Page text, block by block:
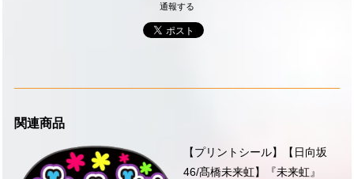
通報する
関連商品
【プリントシール】【日向坂
46/髙橋未来虹】『未来虹』